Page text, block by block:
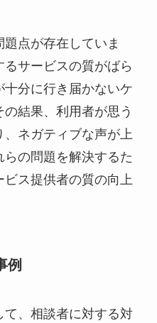
点が存在していま
サービスの質がばら
分に行き届かないケ
結果、利用者が思う
ネガティブな声が上
の問題を解決するた
ス提供者の質の向上
例
、相談者に対する対